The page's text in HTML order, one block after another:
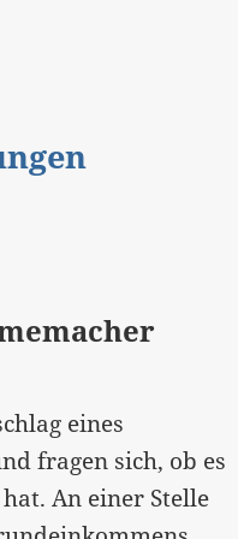
eines
fragen sich, ob es
An einer Stelle